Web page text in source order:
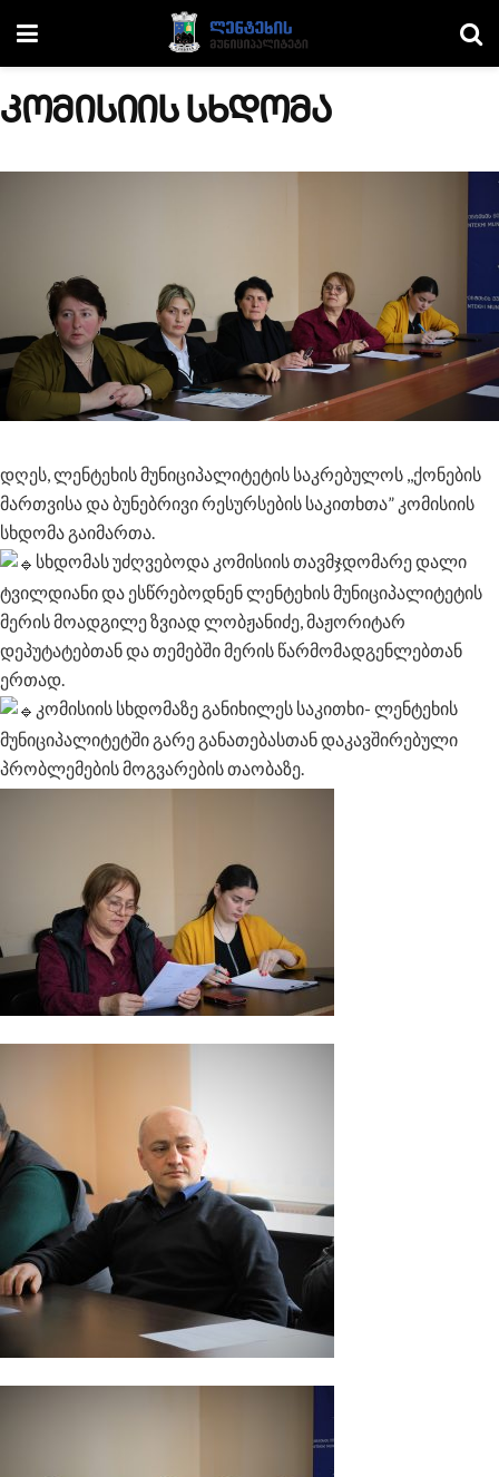
კომისიის სხდომა
დღეს, ლენტეხის მუნიციპალიტეტის საკრებულოს ,,ქონების
მართვისა და ბუნებრივი რესურსების საკითხთა” კომისიის
სხდომა გაიმართა.
სხდომას უძღვებოდა კომისიის თავმჯდომარე დალი
ტვილდიანი და ესწრებოდნენ ლენტეხის მუნიციპალიტეტის
მერის მოადგილე ზვიად ლობჟანიძე, მაჟორიტარ
დეპუტატებთან და თემებში მერის წარმომადგენლებთან
ერთად.
კომისიის სხდომაზე განიხილეს საკითხი- ლენტეხის
მუნიციპალიტეტში გარე განათებასთან დაკავშირებული
პრობლემების მოგვარების თაობაზე.